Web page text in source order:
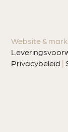
Website &
Privacybeleid |